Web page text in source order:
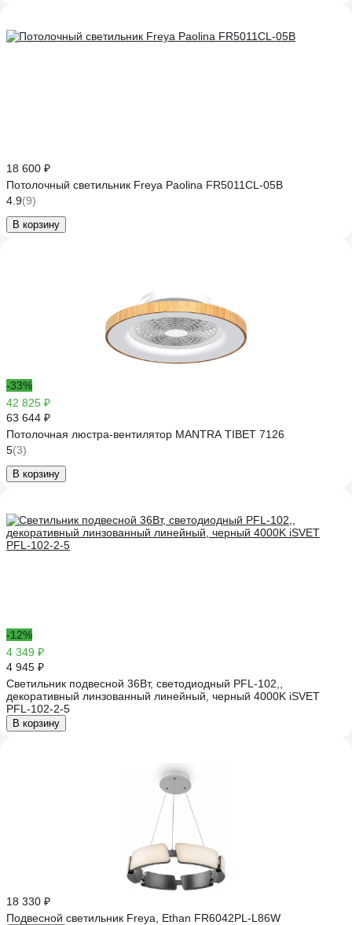
18 600 ₽
Потолочный светильник Freya Paolina FR5011CL-05B
4.9(9)
В корзину
-33%
42 825 ₽
63 644 ₽
Потолочная люстра-вентилятор MANTRA TIBET 7126
5(3)
В корзину
-12%
4 349 ₽
4 945 ₽
Светильник подвесной 36Вт, светодиодный PFL-102,,
декоративный линзованный линейный, черный 4000K iSVET
PFL-102-2-5
В корзину
18 330 ₽
Подвесной светильник Freya, Ethan FR6042PL-L86W